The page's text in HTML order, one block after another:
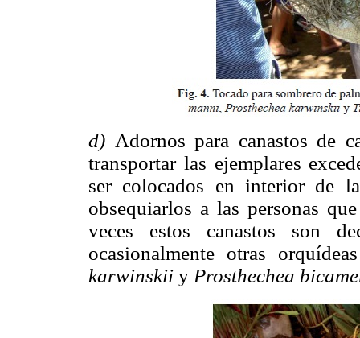
d) Adornos para canastos de
transportar las ejemplares
ser colocados en interior de
obsequiarlos a las personas
veces estos canastos son
ocasionalmente otras
karwinskii y Prosthechea